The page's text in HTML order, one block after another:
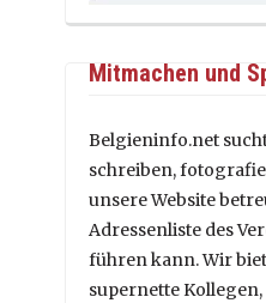
Mitmachen und
Belgieninfo.net
schreiben,
unsere Website
Adressenliste des
führen kann. Wir
supernette